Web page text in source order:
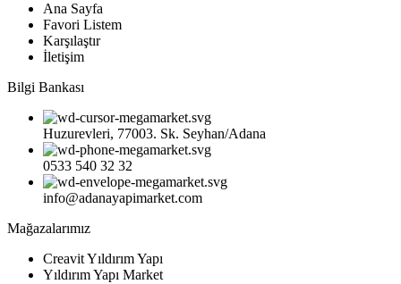
Ana Sayfa
Favori Listem
Karşılaştır
İletişim
Bilgi Bankası
Huzurevleri, 77003. Sk. Seyhan/Adana
0533 540 32 32
info@adanayapimarket.com
Mağazalarımız
Creavit Yıldırım Yapı
Yıldırım Yapı Market